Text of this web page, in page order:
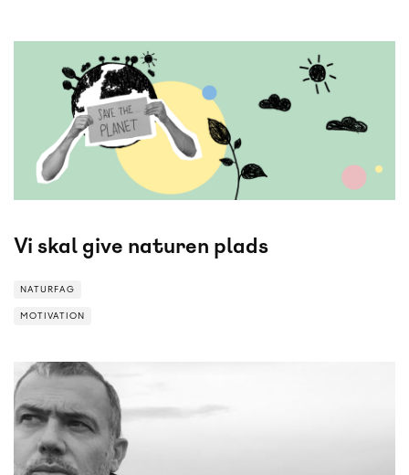
Vi skal give naturen plads
NATURFAG
MOTIVATION
NATURFAG